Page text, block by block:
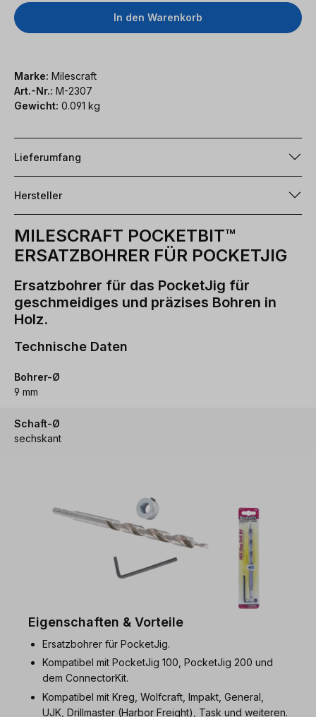
In den Warenkorb
Marke: Milescraft
Art.-Nr.: M-2307
Gewicht: 0.091 kg
Lieferumfang
Hersteller
MILESCRAFT POCKETBIT™
ERSATZBOHRER FÜR POCKETJIG
Ersatzbohrer für das PocketJig für
geschmeidiges und präzises Bohren in
Holz.
Technische Daten
Bohrer-Ø
9 mm
Schaft-Ø
sechskant
Eigenschaften & Vorteile
Ersatzbohrer für PocketJig.
Kompatibel mit PocketJig 100, PocketJig 200 und
dem ConnectorKit.
Kompatibel mit Kreg, Wolfcraft, Impakt, General,
UJK, Drillmaster (Harbor Freight), Task und weiteren.